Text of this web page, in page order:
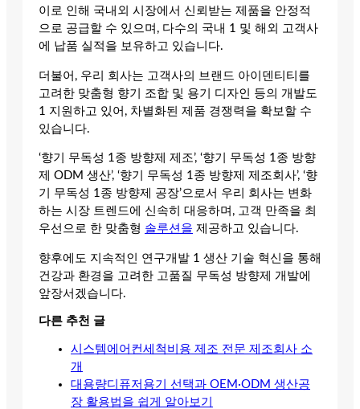
이로 인해 국내외 시장에서 신뢰받는 제품을 안정적
으로 공급할 수 있으며, 다수의 국내 1 및 해외 고객사
에 납품 실적을 보유하고 있습니다.
더불어, 우리 회사는 고객사의 브랜드 아이덴티티를
고려한 맞춤형 향기 조합 및 용기 디자인 등의 개발도
1 지원하고 있어, 차별화된 제품 경쟁력을 확보할 수
있습니다.
‘향기 무독성 1종 방향제 제조’, ‘향기 무독성 1종 방향
제 ODM 생산’, ‘향기 무독성 1종 방향제 제조회사’, ‘향
기 무독성 1종 방향제 공장’으로서 우리 회사는 변화
하는 시장 트렌드에 신속히 대응하며, 고객 만족을 최
우선으로 한 맞춤형 솔루션을 제공하고 있습니다.
향후에도 지속적인 연구개발 1 생산 기술 혁신을 통해
건강과 환경을 고려한 고품질 무독성 방향제 개발에
앞장서겠습니다.
다른 추천 글
시스템에어컨세척비용 제조 전문 제조회사 소
개
대용량디퓨저용기 선택과 OEM·ODM 생산공
장 활용법을 쉽게 알아보기